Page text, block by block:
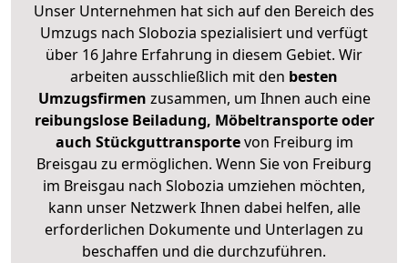
Unser Unternehmen hat sich auf den Bereich des
Umzugs nach Slobozia spezialisiert und verfügt
über 16 Jahre Erfahrung in diesem Gebiet. Wir
arbeiten ausschließlich mit den besten
Umzugsfirmen zusammen, um Ihnen auch eine
reibungslose Beiladung, Möbeltransporte oder
auch Stückguttransportevon Freiburg im
Breisgau zu ermöglichen. Wenn Sie von Freiburg
im Breisgau nach Slobozia umziehen möchten,
kann unser Netzwerk Ihnen dabei helfen, alle
erforderlichen Dokumente und Unterlagen zu
beschaffen und die durchzuführen.